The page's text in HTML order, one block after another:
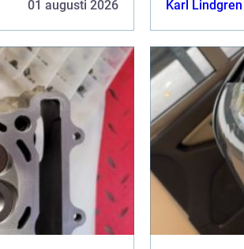
01 augusti 2026 Karl Lindgren